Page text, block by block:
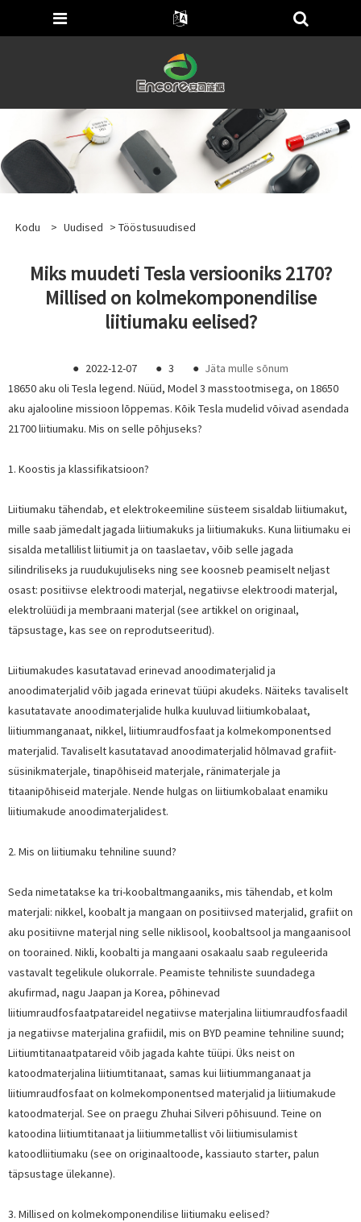
Kodu > Uudised > Tööstusuudised
Miks muudeti Tesla versiooniks 2170?
Millised on kolmekomponendilise
liitiumaku eelised?
● 2022-12-07 ● 3 ● Jäta mulle sõnum
18650 aku oli Tesla legend. Nüüd, Model 3 masstootmisega, on 18650
aku ajalooline missioon lõppemas. Kõik Tesla mudelid võivad asendada
21700 liitiumaku. Mis on selle põhjuseks?
1. Koostis ja klassifikatsioon?
Liitiumaku tähendab, et elektrokeemiline süsteem sisaldab liitiumakut,
mille saab jämedalt jagada liitiumakuks ja liitiumakuks. Kuna liitiumaku ei
sisalda metallilist liitiumit ja on taaslaetav, võib selle jagada
silindriliseks ja ruudukujuliseks ning see koosneb peamiselt neljast
osast: positiivse elektroodi materjal, negatiivse elektroodi materjal,
elektrolüüdi ja membraani materjal (see artikkel on originaal,
täpsustage, kas see on reprodutseeritud).
Liitiumakudes kasutatavad erinevad anoodimaterjalid ja
anoodimaterjalid võib jagada erinevat tüüpi akudeks. Näiteks tavaliselt
kasutatavate anoodimaterjalide hulka kuuluvad liitiumkobalaat,
liitiummanganaat, nikkel, liitiumraudfosfaat ja kolmekomponentsed
materjalid. Tavaliselt kasutatavad anoodimaterjalid hõlmavad grafiit-
süsinikmaterjale, tinapõhiseid materjale, ränimaterjale ja
titaanipõhiseid materjale. Nende hulgas on liitiumkobalaat enamiku
liitiumakude anoodimaterjalidest.
2. Mis on liitiumaku tehniline suund?
Seda nimetatakse ka tri-koobaltmangaaniks, mis tähendab, et kolm
materjali: nikkel, koobalt ja mangaan on positiivsed materjalid, grafiit on
aku positiivne materjal ning selle niklisool, koobaltsool ja mangaanisool
on toorained. Nikli, koobalti ja mangaani osakaalu saab reguleerida
vastavalt tegelikule olukorrale. Peamiste tehniliste suundadega
akufirmad, nagu Jaapan ja Korea, põhinevad
liitiumraudfosfaatpatareidel negatiivse materjalina liitiumraudfosfaadil
ja negatiivse materjalina grafiidil, mis on BYD peamine tehniline suund;
Liitiumtitanaatpatareid võib jagada kahte tüüpi. Üks neist on
katoodmaterjalina liitiumtitanaat, samas kui liitiummanganaat ja
liitiumraudfosfaat on kolmekomponentsed materjalid ja liitiumakude
katoodmaterjal. See on praegu Zhuhai Silveri põhisuund. Teine on
katoodina liitiumtitanaat ja liitiummetallist või liitiumisulamist
katoodliitiumaku (see on originaaltoode, kassiauto starter, palun
täpsustage ülekanne).
3. Millised on kolmekomponendilise liitiumaku eelised?